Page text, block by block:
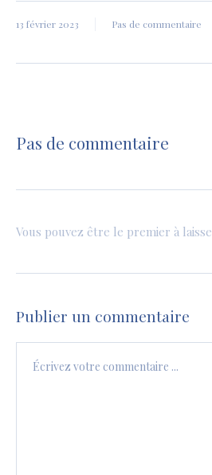
13 février 2023 Pas de commentaire
Pas de commentaire
Vous pouvez être le premier à
Publier un commentaire